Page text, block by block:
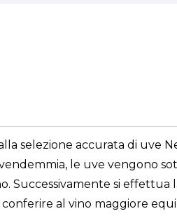
selezione accurata di uve
le uve vengono
Successivamente si
al vino maggiore